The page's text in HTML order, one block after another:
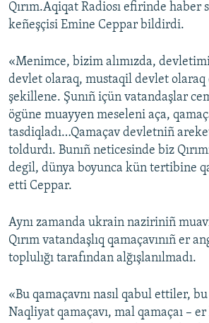
RFE/RS bütün saytları
Qırım.Aqiqat Radiosı efirinde
keñeşçisi Emine Ceppar bildirdi.
«Menimce, bizim alımızda,
devlet olaraq, mustaqil devlet
şekillene. Şunıñ içün vatandaşlar
ögüne muayyen meseleni aça,
tasdiqladı…Qamaçav devletniñ
toldurdı. Bunıñ neticesinde biz
degil, dünya boyunca kün tertibine
etti Ceppar.
Aynı zamanda ukrain naziriniñ
Qırım vatandaşlıq qamaçavınıñ er
toplulığı tarafından alğışlanılmadı.
«Bu qamaçavnı nasıl qabul ettiler,
Naqliyat qamaçavı, mal qamaçaı –